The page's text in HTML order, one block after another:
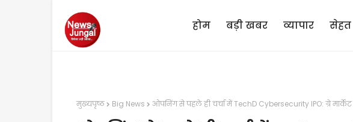
होम बड़ी खबर व्यापार सेहत
मुख्यपृष्ठ Big News ओपनिंग से पहले ही चर्चा में TechD Cybersecurity IPO: ग्रे